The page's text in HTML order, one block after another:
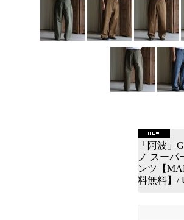
「阿波」
ノ スーパ
ンツ【
料無料】/